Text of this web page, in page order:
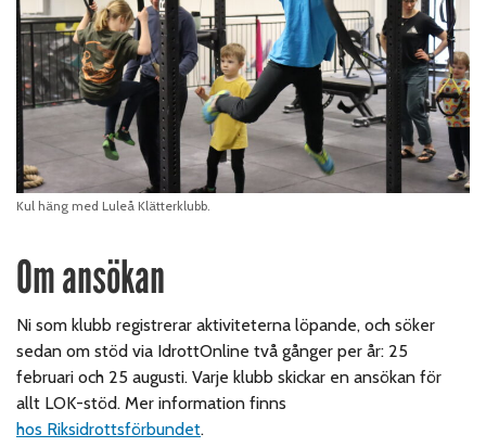
Kul häng med Luleå Klätterklubb.
Om ansökan
Ni som klubb registrerar aktiviteterna löpande, och söker
sedan om stöd via IdrottOnline två gånger per år: 25
februari och 25 augusti. Varje klubb skickar en ansökan för
allt LOK-stöd. Mer information finns
hos Riksidrottsförbundet.